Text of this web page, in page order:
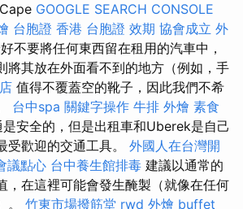
Cape GOOGLE SEARCH CONSOLE
台胞證 香港 台胞證 效期 協會成立 外
不要將任何東西留在租用的汽車中，
將其放在外面看不到的地方（例如，手
值得不覆蓋空的靴子，因此我們不希
台中spa 關鍵字操作 牛排 外燴 素食
安全的，但是出租車和Uberek是自己
受歡迎的交通工具。 外國人在台灣開
議點心 台中養生館排毒 建議以通常的
，在這裡可能會發生醃製（就像在任何
。 竹東市場撥筋堂 rwd 外燴 buffet